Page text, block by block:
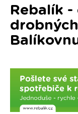
Rebalík -